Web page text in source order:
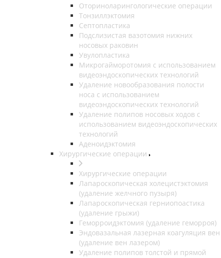
Оториноларингологические операции
Тонзиллэктомия
Септопластика
Подслизистая вазотомия нижних
носовых раковин
Увулопластика
Микрогайморотомия с использованием
видеоэндоскопических технологий
Удаление новообразования полости
носа с использованием
видеоэндоскопических технологий
Удаление полипов носовых ходов с
использованием видеоэндоскопических
технологий
Аденоидэктомия
Хирургические операции
Хирургические операции
Лапароскопическая холецистэктомия
(удаление желчного пузыря)
Лапароскопическая герниопоастика
(удаление грыжи)
Геморроидэктомия (удаление геморроя)
Эндовазальная лазерная коагуляция вен
(удаление вен лазером)
Удаление полипов толстой и прямой